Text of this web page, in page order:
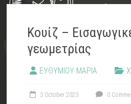
Κουίζ –
γεωμετρίας
ΕΥΘΥΜΙΟΥ ΜΑΡΙΑ
3 October 2023 0